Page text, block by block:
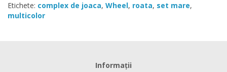
Etichete: complex de joaca, Wheel, roata, set mare,
multicolor
Informaţii